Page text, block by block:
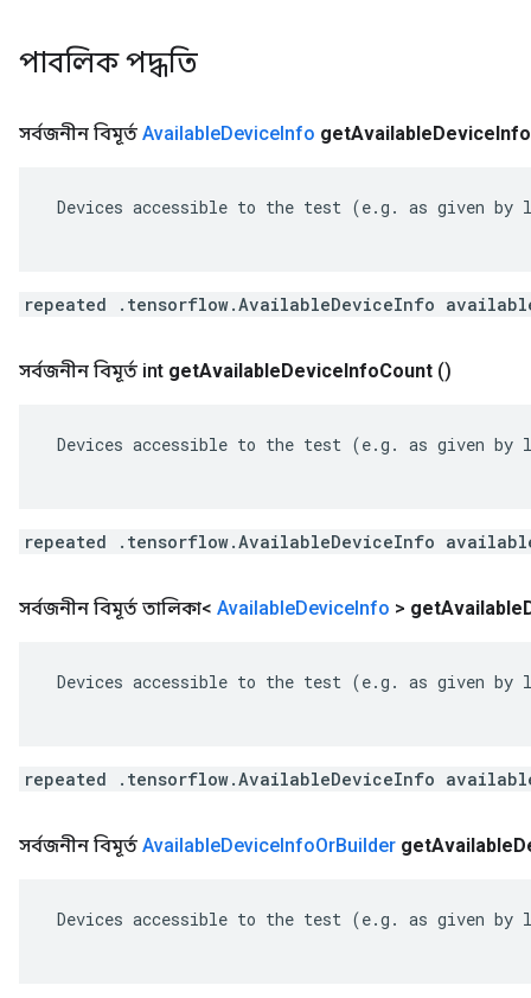
পাবলিক পদ্ধতি
সর্বজনীন বিমূর্ত AvailableDeviceInfo getAvailableDeviceInfo
Devices accessible to the test (e.g. as given by
repeated .tensorflow.AvailableDeviceInfo
সর্বজনীন বিমূর্ত int getAvailableDeviceInfoCount ()
Devices accessible to the test (e.g. as given by
repeated .tensorflow.AvailableDeviceInfo
সর্বজনীন বিমূর্ত তালিকা< AvailableDeviceInfo > getAvailable
Devices accessible to the test (e.g. as given by
repeated .tensorflow.AvailableDeviceInfo
সর্বজনীন বিমূর্ত AvailableDeviceInfoOrBuilder getAvailable
Devices accessible to the test (e.g. as given by